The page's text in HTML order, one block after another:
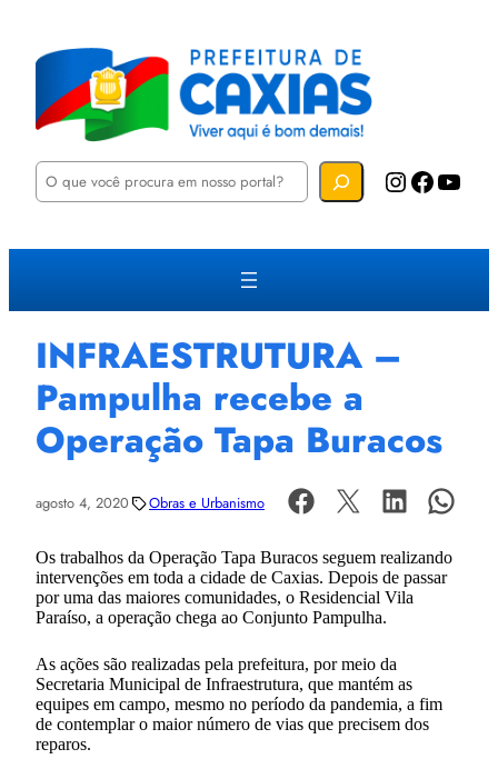
P
u
a
Instagram Facebook YouTube
INFRAESTRUTURA –
Pampulha recebe a
Operação Tapa Buracos
agosto 4, 2020 Obras e Urbanismo
Os trabalhos da Operação Tapa Buracos seguem realizando
intervenções em toda a cidade de Caxias. Depois de passar
por uma das maiores comunidades, o Residencial Vila
Paraíso, a operação chega ao Conjunto Pampulha.
As ações são realizadas pela prefeitura, por meio da
Secretaria Municipal de Infraestrutura, que mantém as
equipes em campo, mesmo no período da pandemia, a fim
de contemplar o maior número de vias que precisem dos
reparos.